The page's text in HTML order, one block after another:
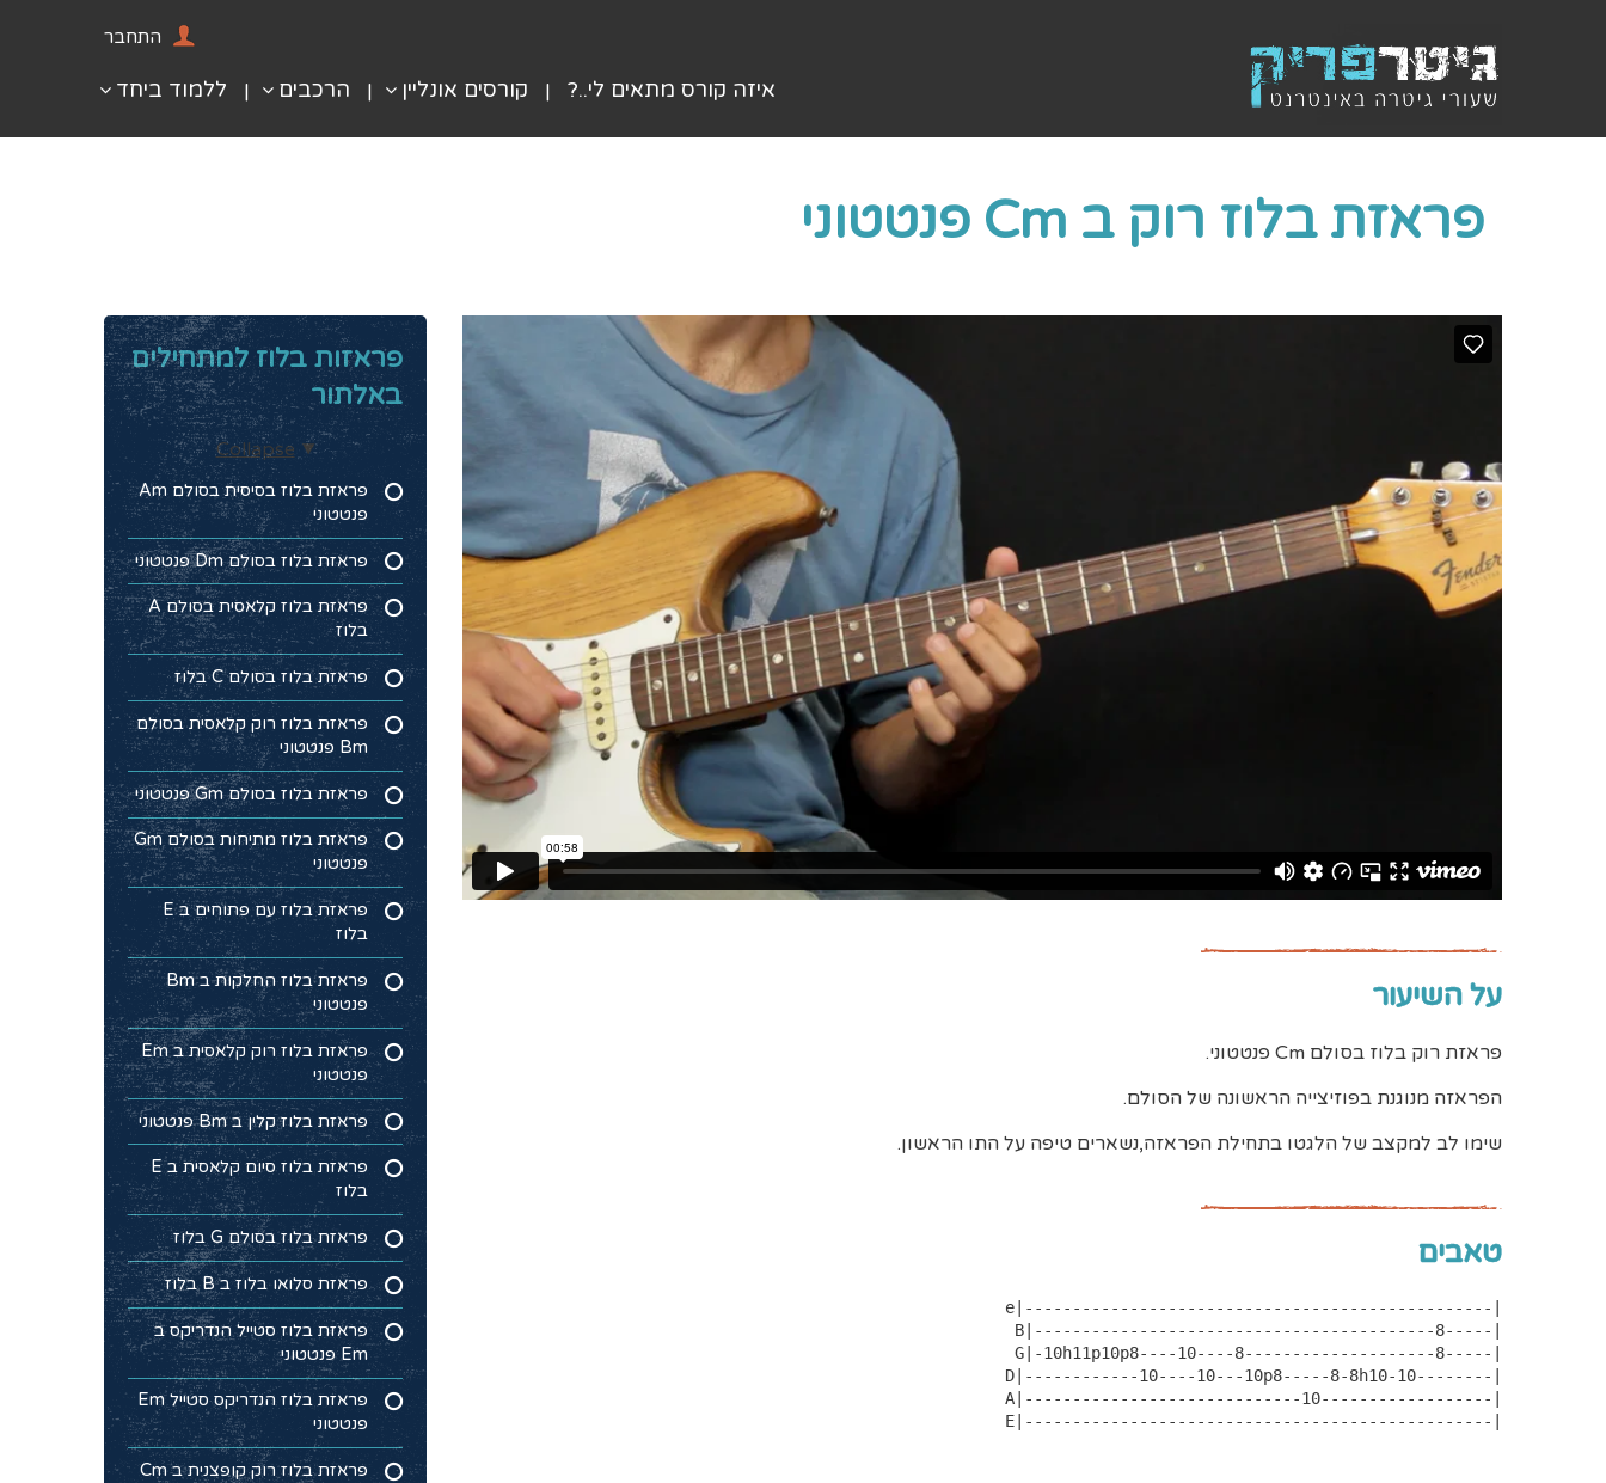
התחבר
איזה קורס מתאים לי..? קורסים אונליין הרכבים ללמוד ביחד
פראזת בלוז רוק ב Cm פנטטוני
על השיעור
פראזת רוק בלוז בסולם Cm פנטטוני.
הפראזה מנוגנת בפוזיצייה הראשונה של הסולם.
שימו לב למקצב של הלגטו בתחילת הפראזה,נשארים טיפה על התו הראשון.
טאבים
E|-------------------------------------------------|
פראזות בלוז למתחילים
באלתור
Collapse
פראזת בלוז בסיסית בסולם Am
פנטטוני
פראזת בלוז בסולם Dm פנטטוני
פראזת בלוז קלאסית בסולם A
בלוז
פראזת בלוז בסולם C בלוז
פראזת בלוז רוק קלאסית בסולם
Bm פנטטוני
פראזת בלוז בסולם Gm פנטטוני
פראזת בלוז מתיחות בסולם Gm
פנטטוני
פראזת בלוז עם פתוחים ב E
בלוז
פראזת בלוז החלקות ב Bm
פנטטוני
פראזת בלוז רוק קלאסית ב Em
פנטטוני
פראזת בלוז קלין ב Bm פנטטוני
פראזת בלוז סיום קלאסית ב E
בלוז
פראזת בלוז בסולם G בלוז
פראזת סלואו בלוז ב B בלוז
פראזת בלוז סטייל הנדריקס ב
Em פנטטוני
פראזת בלוז הנדריקס סטייל Em
פנטטוני
פראזת בלוז רוק קופצנית ב Cm